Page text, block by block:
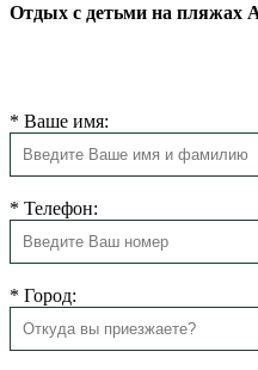
Отдых с детьми на пляжах
* Ваше имя:
* Телефон:
* Город: